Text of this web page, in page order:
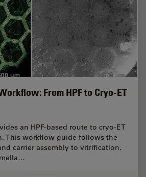
From HPF to Cryo-ET
an HPF-based route to cryo-ET
This workflow guide follows the
carrier assembly to vitrification,